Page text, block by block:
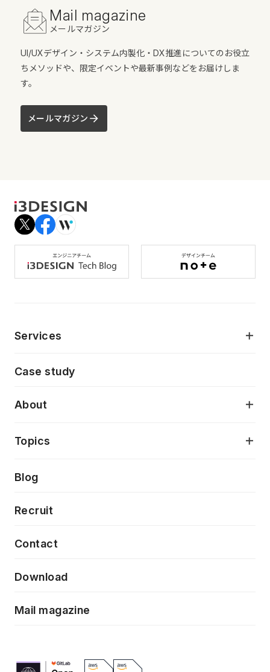
Mail magazine
メールマガジン
UI/UXデザイン・システム内製化・DX推進についてのお役立
ちメソッドや、限定イベントや最新事例などをお届けしま
す。
メールマガジン
Services
AI駆動開発支援
モダナイゼーション
特徴量エンジニアリングと生成AI
デザインシステム構築支援
フロントエンド開発
Case study
About
当社が目指しているもの
Topics
Press release
News
Event/Seminer
Blog
Recruit
Contact
Download
Mail magazine